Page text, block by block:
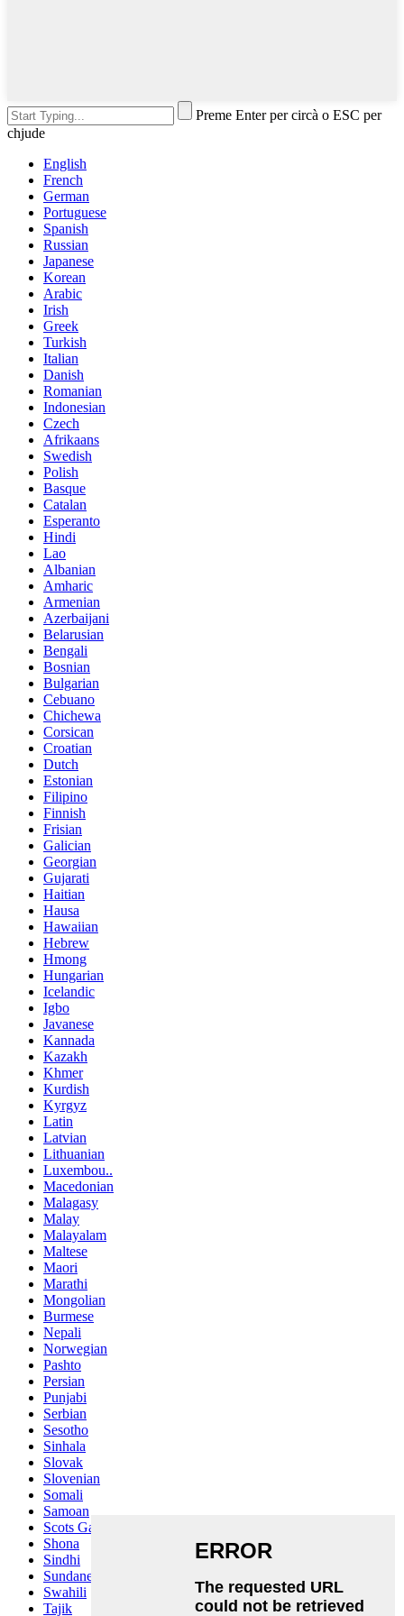
Preme Enter per circà o ESC per
chjude
English
French
German
Portuguese
Spanish
Russian
Japanese
Korean
Arabic
Irish
Greek
Turkish
Italian
Danish
Romanian
Indonesian
Czech
Afrikaans
Swedish
Polish
Basque
Catalan
Esperanto
Hindi
Lao
Albanian
Amharic
Armenian
Azerbaijani
Belarusian
Bengali
Bosnian
Bulgarian
Cebuano
Chichewa
Corsican
Croatian
Dutch
Estonian
Filipino
Finnish
Frisian
Galician
Georgian
Gujarati
Haitian
Hausa
Hawaiian
Hebrew
Hmong
Hungarian
Icelandic
Igbo
Javanese
Kannada
Kazakh
Khmer
Kurdish
Kyrgyz
Latin
Latvian
Lithuanian
Luxembou..
Macedonian
Malagasy
Malay
Malayalam
Maltese
Maori
Marathi
Mongolian
Burmese
Nepali
Norwegian
Pashto
Persian
Punjabi
Serbian
Sesotho
Sinhala
Slovak
Slovenian
Somali
Samoan
Scots Gaelic
Shona
Sindhi
Sundanese
Swahili
Tajik